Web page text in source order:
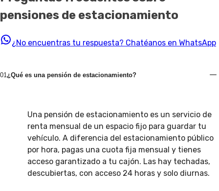
pensiones de estacionamiento
¿No encuentras tu respuesta? Chatéanos en WhatsApp
01 ¿Qué es una pensión de estacionamiento?
Una pensión de estacionamiento es un servicio de
renta mensual de un espacio fijo para guardar tu
vehículo. A diferencia del estacionamiento público
por hora, pagas una cuota fija mensual y tienes
acceso garantizado a tu cajón. Las hay techadas,
descubiertas, con acceso 24 horas y solo diurnas.